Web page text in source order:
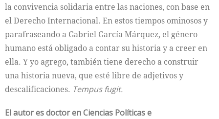
la convivencia solidaria entre las naciones, con base en
el Derecho Internacional. En estos tiempos ominosos y
parafraseando a Gabriel García Márquez, el género
humano está obligado a contar su historia y a creer en
ella. Y yo agrego, también tiene derecho a construir
una historia nueva, que esté libre de adjetivos y
descalificaciones. Tempus fugit.
El autor es doctor en Ciencias Políticas e